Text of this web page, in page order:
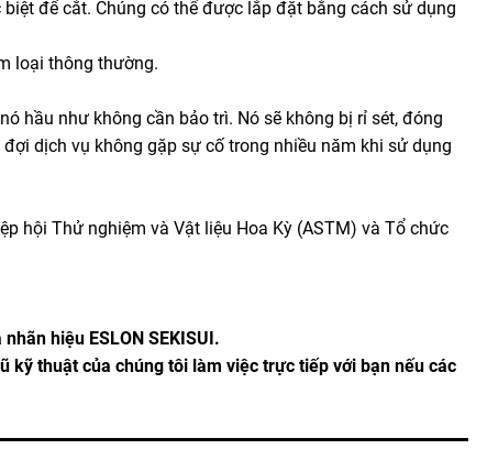
để cắt. Chúng có thể được lắp đặt bằng cách sử dụng
loại thông thường.
hầu như không cần bảo trì. Nó sẽ không bị rỉ sét, đóng
dịch vụ không gặp sự cố trong nhiều năm khi sử dụng
hội Thử nghiệm và Vật liệu Hoa Kỳ (ASTM) và Tổ chức
hiệu ESLON SEKISUI.
kỹ thuật của chúng tôi làm việc trực tiếp với bạn nếu các